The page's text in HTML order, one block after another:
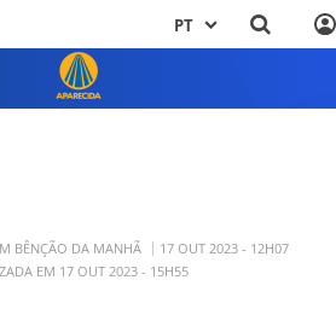
PT
BÊNÇÃO DA MANHÃ
17 OUT 2023 - 12H07
EM 17 OUT 2023 - 15H55